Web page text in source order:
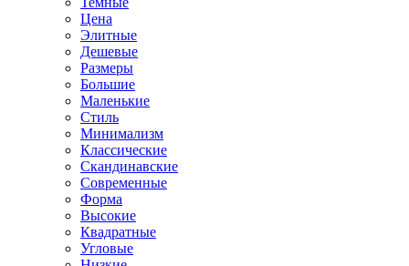
Цена
Элитные
Дешевые
Размеры
Большие
Маленькие
Стиль
Минимализм
Классические
Скандинавские
Современные
Форма
Высокие
Квадратные
Угловые